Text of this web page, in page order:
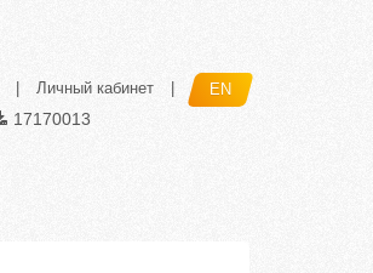
Личный кабинет EN
17170013